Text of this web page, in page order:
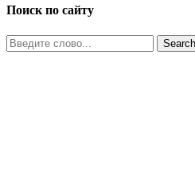
Поиск по сайту